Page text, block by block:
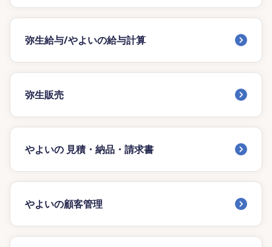
弥生給与/やよいの給与計算
弥生販売
やよいの 見積・納品・請求書
やよいの顧客管理